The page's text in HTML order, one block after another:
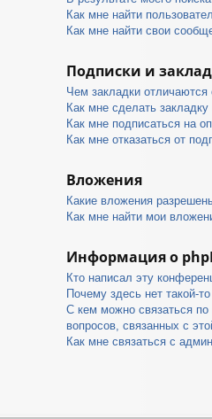
Как мне найти
Как мне найти свои
Подписки и
Чем закладки отличаются
Как мне сделать
Как мне подписаться на
Как мне отказаться от
Вложения
Какие вложения
Как мне найти мои
Информация о
Кто написал эту
Почему здесь нет такой-
С кем можно связаться по
вопросов, связанных с
Как мне связаться с